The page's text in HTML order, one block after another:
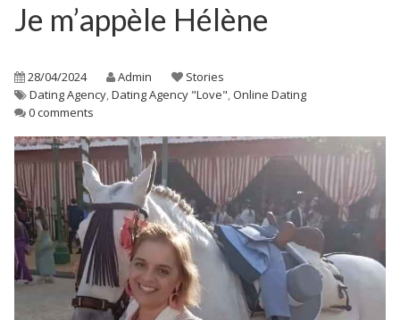
Je m’appèle Hélène
28/04/2024 Admin
Stories
Dating Agency,Dating Agency "Love",Online Dating
0 comments